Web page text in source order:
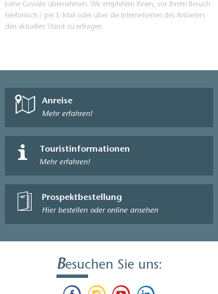
keine Gewähr übernehmen. Wir empfehlen Ihnen, vor Ihrem Besuch
telefonisch / per E-Mail oder über die Internetseiten des Anbieters
den aktuellen Stand zu erfragen.
Anreise
Mehr erfahren!
Touristinformationen
Mehr erfahren!
Prospektbestellung
Hier bestellen oder online ansehen
Besuchen Sie uns: